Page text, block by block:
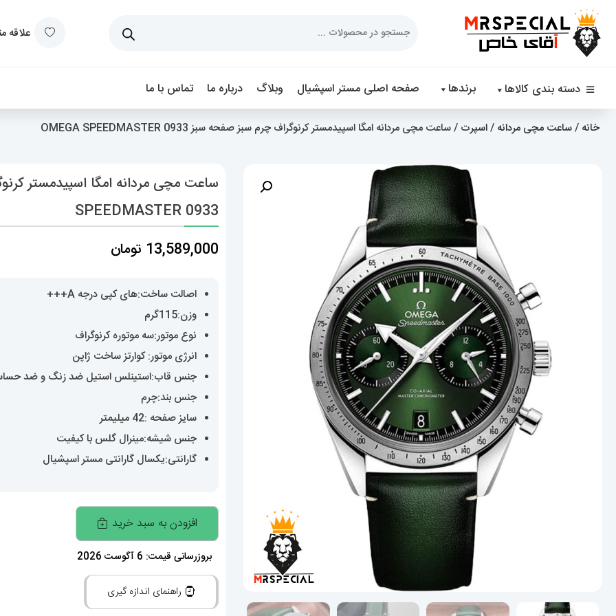
علاقه
دسته بندی کالاها برندها صفحه اصلی مستر اسپشیال وبلاگ درباره ما تماس با ما
خانه /ساعت مچی مردانه /اسپرت / ساعت مچی مردانه امگا اسپیدمستر کرنوگراف چرم سبز صفحه سبز OMEGA SPEEDMASTER 0933
SPEEDMASTER 0933
13,589,000 تومان
اصالت ساخت:های کپی درجه A+++
وزن:115گرم
نوع موتور:سه موتوره کرنوگراف
انرژی موتور: کوارتز ساخت ژاپن
جنس قاب:استینلس استیل ضد زنگ و ضد
جنس بند:چرم
سایز صفحه :42 میلیمتر
جنس شیشه:مینرال گلس با کیفیت
گارانتی:یکسال گارانتی مستر اسپشیال
ساعت
مچی
مردانه
امگا
اسپیدمستر
افزودن به سبد خرید
بروزرسانی قیمت: 6 آگوست 2026
راهنمای اندازه گیری